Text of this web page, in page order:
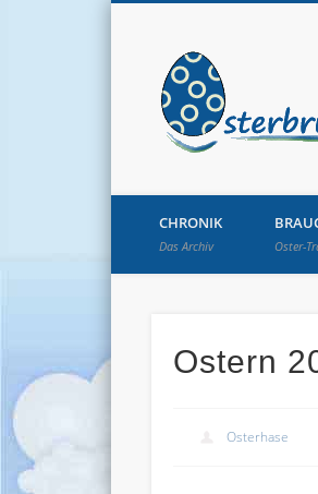
CHRONIK
Das Archiv Oster-
Ostern
Osterhase